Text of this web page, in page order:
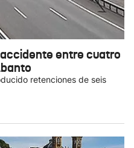
entre cuatro
retenciones de seis